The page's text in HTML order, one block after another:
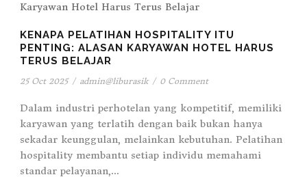
KENAPA PELATIHAN HOSPITALITY ITU
PENTING: ALASAN KARYAWAN HOTEL HARUS
TERUS BELAJAR
25 Oct 2025 / admin@liburasik / 0 Comment
Dalam industri perhotelan yang kompetitif, memiliki
karyawan yang terlatih dengan baik bukan hanya
sekadar keunggulan, melainkan kebutuhan. Pelatihan
hospitality membantu setiap individu memahami
standar pelayanan,...